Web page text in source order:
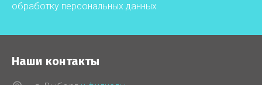
обработку персональных данных
Наши контакты